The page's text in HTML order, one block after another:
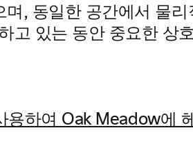
며, 동일한 공간에서 물
고 있는 동안 중요한 상